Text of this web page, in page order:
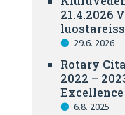
21.4.2026
29.6. 2026
Rotary
2022 –
6.8. 2025